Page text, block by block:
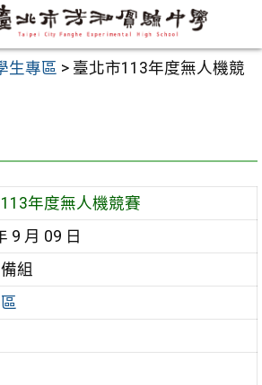
生專區 > 臺北市113年度無人機競
年度無人機競賽
9 月 09 日
組